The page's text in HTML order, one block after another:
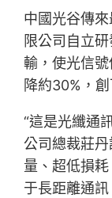
中國光谷傳
限公司自立
輸，使光信
降約30%，
“這是光纖通
公司總裁莊
量、超低損
于長距離通